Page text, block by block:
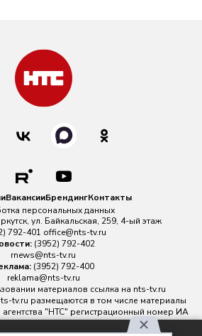
ВакансииБрендингКонтакты
персональных данных
ул. Байкальская, 259, 4-ый этаж
792-401 office@nts-tv.ru
(3952) 792-402
rnews@nts-tv.ru
(3952) 792-400
reklama@nts-tv.ru
материалов ссылка на nts-tv.ru
tv.ru размещаются в том числе материалы
"НТС" регистрационный номер ИА
Федеральной службой по